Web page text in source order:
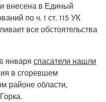
внесена в Единый
по ч. 1 ст. 115 УК
все обстоятельства
января спасатели нашли
в сгоревшем
районе области,